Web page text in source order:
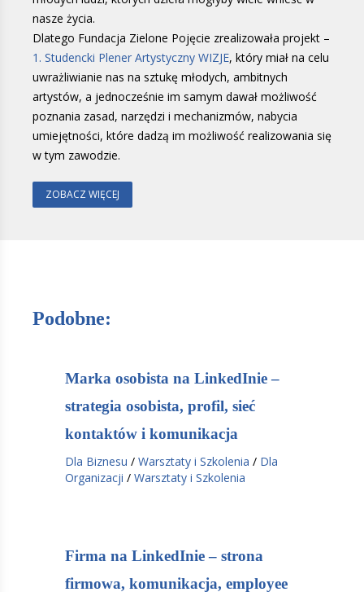
nasze życia.
Dlatego Fundacja Zielone Pojęcie zrealizowała projekt –
1. Studencki Plener Artystyczny WIZJE, który miał na celu
uwrażliwianie nas na sztukę młodych, ambitnych
artystów, a jednocześnie im samym dawał możliwość
poznania zasad, narzędzi i mechanizmów, nabycia
umiejętności, które dadzą im możliwość realizowania się
w tym zawodzie.
ZOBACZ WIĘCEJ
Podobne:
Marka osobista na LinkedInie –
strategia osobista, profil, sieć
kontaktów i komunikacja
Dla Biznesu / Warsztaty i Szkolenia / Dla
Organizacji / Warsztaty i Szkolenia
Firma na LinkedInie – strona
firmowa, komunikacja, employee